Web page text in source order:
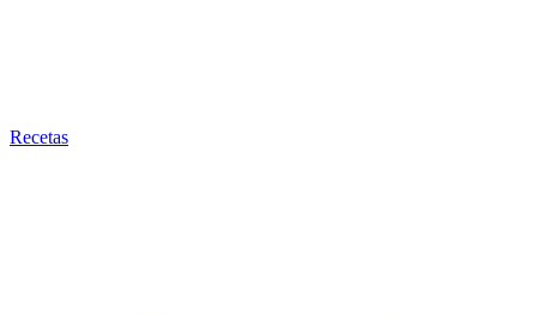
Recetas